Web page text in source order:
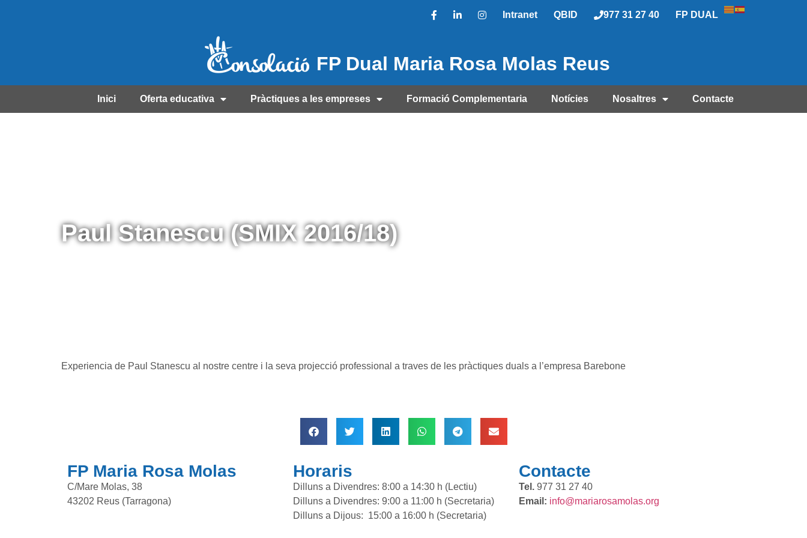
Intranet QBID 977 31 27 40 FP DUAL
FP Dual Maria Rosa Molas Reus
Inici Oferta educativa Pràctiques a les empreses Formació Complementaria Notícies Nosaltres Contacte
Paul Stanescu (SMIX 2016/18)
Experiencia de Paul Stanescu al nostre centre i la seva projecció professional a traves de les pràctiques duals a l’empresa Barebone
FP Maria Rosa Molas
C/Mare Molas, 38
43202 Reus (Tarragona)
Horaris
Dilluns a Divendres: 8:00 a 14:30 h (Lectiu)
Dilluns a Divendres: 9:00 a 11:00 h (Secretaria)
Dilluns a Dijous: 15:00 a 16:00 h (Secretaria)
Contacte
Tel. 977 31 27 40
Email: info@mariarosamolas.org